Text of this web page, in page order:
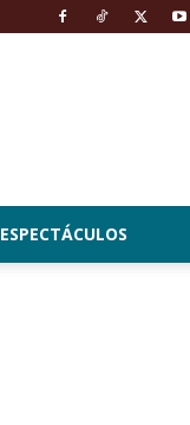
ESPECTÁCULOS